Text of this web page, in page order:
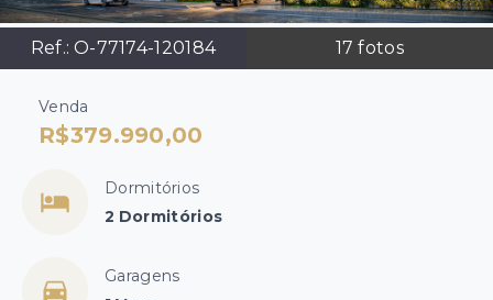
Ref.: O-77174-120184 17 fotos
Venda
R$379.990,00
Dormitórios
2 Dormitórios
Garagens